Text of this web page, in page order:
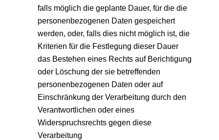
falls möglich die geplante Dauer, für die die
personenbezogenen Daten gespeichert
werden, oder, falls dies nicht möglich ist, die
Kriterien für die Festlegung dieser Dauer
das Bestehen eines Rechts auf Berichtigung
oder Löschung der sie betreffenden
personenbezogenen Daten oder auf
Einschränkung der Verarbeitung durch den
Verantwortlichen oder eines
Widerspruchsrechts gegen diese
Verarbeitung